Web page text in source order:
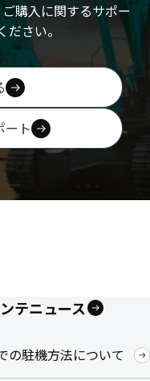
購入に関するサポー
さい。
ート
テニュース
の駐機方法について